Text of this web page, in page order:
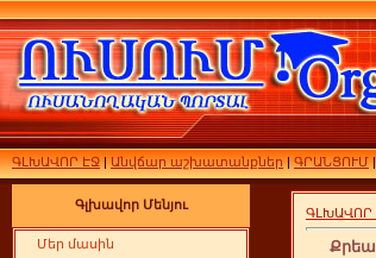
ԳԼԽԱՎՈՐ ԷՋ|Անվճար աշխատանքներ|ԳՐԱՆՑՈՒՄ
Գլխավոր Մենյու
Մեր մասին
ԳԼԽԱՎՈՐ